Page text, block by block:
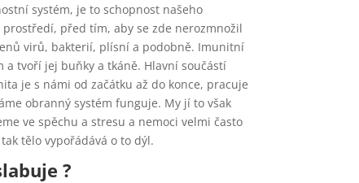
systém, je to schopnost našeho
před tím, aby se zde nerozmnožil
virů, bakterií, plísní a podobně. Imunitní
a tvoří jej buňky a tkáně. Hlavní součástí
je s námi od začátku až do konce, pracuje
obranný systém funguje. My jí to však
ve spěchu a stresu a nemoci velmi často
tělo vypořádává o to dýl.
?